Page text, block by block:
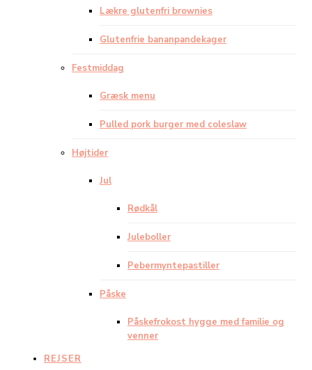
Lækre glutenfri brownies
Glutenfrie bananpandekager
Festmiddag
Græsk menu
Pulled pork burger med coleslaw
Højtider
Jul
Rødkål
Juleboller
Pebermyntepastiller
Påske
Påskefrokost hygge med familie og
venner
REJSER